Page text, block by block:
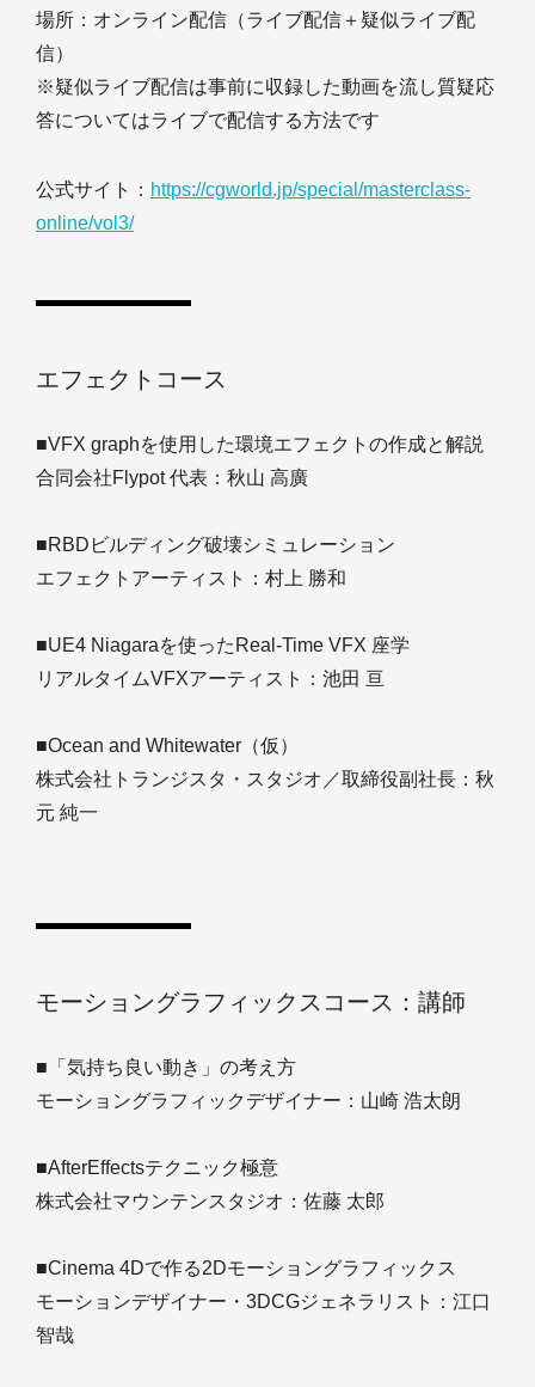
場所：オンライン配信（ライブ配信＋疑似ライブ配
信）
※疑似ライブ配信は事前に収録した動画を流し質疑応
答についてはライブで配信する方法です
公式サイト： https://cgworld.jp/special/masterclass-
online/vol3/
エフェクトコース
■VFX graphを使用した環境エフェクトの作成と解説
合同会社Flypot 代表：秋山 高廣
■RBDビルディング破壊シミュレーション
エフェクトアーティスト：村上 勝和
■UE4 Niagaraを使ったReal-Time VFX 座学
リアルタイムVFXアーティスト：池田 亘
■Ocean and Whitewater（仮）
株式会社トランジスタ・スタジオ／取締役副社長：秋
元 純一
モーショングラフィックスコース：講師
■「気持ち良い動き」の考え方
モーショングラフィックデザイナー：山崎 浩太朗
■AfterEffectsテクニック極意
株式会社マウンテンスタジオ：佐藤 太郎
■Cinema 4Dで作る2Dモーショングラフィックス
モーションデザイナー・3DCGジェネラリスト：江口
智哉